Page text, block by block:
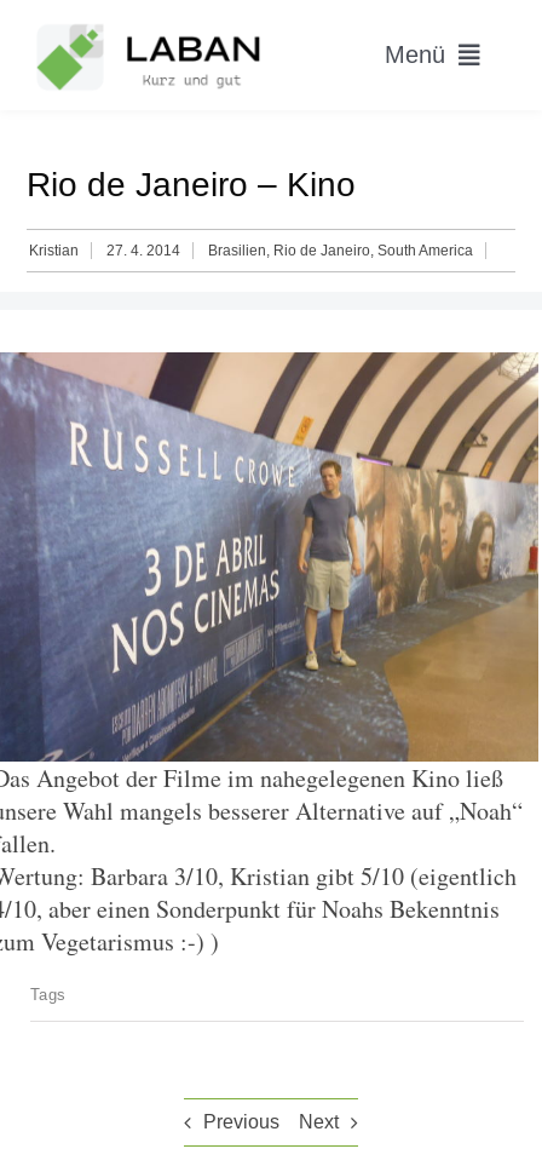
content
Menü
Blog
Rio de Janeiro – Kino
Kristian 27. 4. 2014 Brasilien, Rio de Janeiro,South America
Angebot der Filme im nahegelegenen Kino ließ
Wahl mangels besserer Alternative auf „Noah“
Barbara 3/10, Kristian gibt 5/10 (eigentlich
10, aber einen Sonderpunkt für Noahs Bekenntnis
Vegetarismus :-) )
Tags
Previous Next